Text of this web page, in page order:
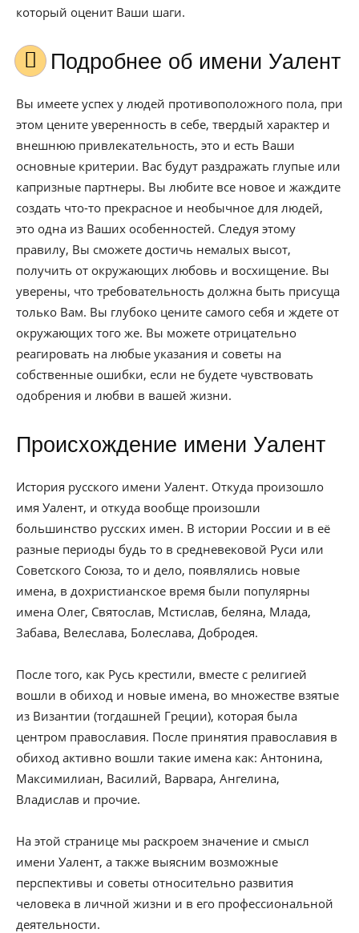
который оценит Ваши шаги.
Подробнее об имени Уалент
Вы имеете успех у людей противоположного пола, при
этом цените уверенность в себе, твердый характер и
внешнюю привлекательность, это и есть Ваши
основные критерии. Вас будут раздражать глупые или
капризные партнеры. Вы любите все новое и жаждите
создать что-то прекрасное и необычное для людей,
это одна из Ваших особенностей. Следуя этому
правилу, Вы сможете достичь немалых высот,
получить от окружающих любовь и восхищение. Вы
уверены, что требовательность должна быть присуща
только Вам. Вы глубоко цените самого себя и ждете от
окружающих того же. Вы можете отрицательно
реагировать на любые указания и советы на
собственные ошибки, если не будете чувствовать
одобрения и любви в вашей жизни.
Происхождение имени Уалент
История русского имени Уалент. Откуда произошло
имя Уалент, и откуда вообще произошли
большинство русских имен. В истории России и в её
разные периоды будь то в средневековой Руси или
Советского Союза, то и дело, появлялись новые
имена, в дохристианское время были популярны
имена Олег, Святослав, Мстислав, беляна, Млада,
Забава, Велеслава, Болеслава, Добродея.
После того, как Русь крестили, вместе с религией
вошли в обиход и новые имена, во множестве взятые
из Византии (тогдашней Греции), которая была
центром православия. После принятия православия в
обиход активно вошли такие имена как: Антонина,
Максимилиан, Василий, Варвара, Ангелина,
Владислав и прочие.
На этой странице мы раскроем значение и смысл
имени Уалент, а также выясним возможные
перспективы и советы относительно развития
человека в личной жизни и в его профессиональной
деятельности.